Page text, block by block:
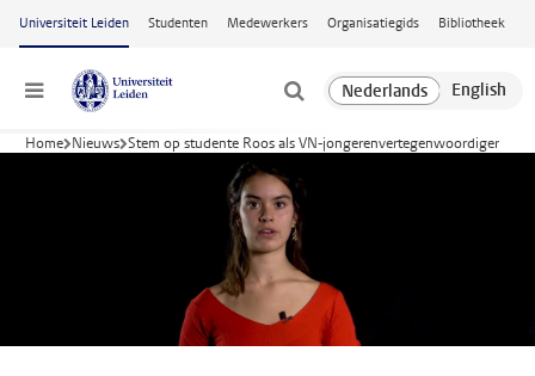
Ga naar hoofdinhoud
Universiteit Leiden Studenten Medewerkers Organisatiegids Bibliotheek
Menu
Home Nieuws Stem op studente Roos als VN-jongerenvertegenwoordiger